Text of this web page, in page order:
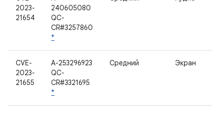
2023-
21654
240605080
QC-
CR#3257860
*
CVE-
2023-
21655
A-253296923
QC-
CR#3321695
*
Средний Экран